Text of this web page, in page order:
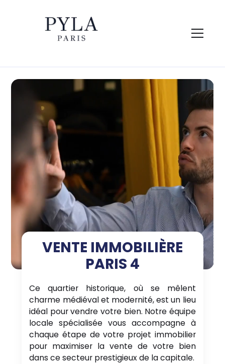
VENTE IMMOBILIÈRE
PARIS 4
Ce quartier historique, où se mêlent
charme médiéval et modernité, est un lieu
idéal pour vendre votre bien. Notre équipe
locale spécialisée vous accompagne à
chaque étape de votre projet immobilier
pour maximiser la vente de votre bien
dans ce secteur prestigieux de la capitale.